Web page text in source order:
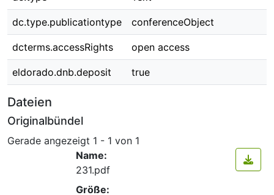
dc.type.publicationtype conferenceObject
dcterms.accessRights open access
eldorado.dnb.deposit true
Dateien
Originalbündel
Gerade angezeigt 1 - 1 von 1
Name:
231.pdf
Größe: